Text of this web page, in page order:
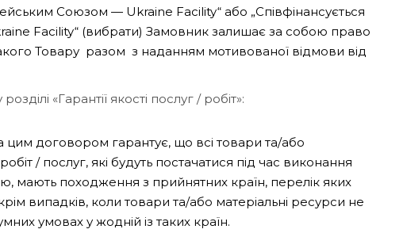
Союзом — Ukraine Facility“ або „Співфінансується
Facility“ (вибрати) Замовник залишає за собою право
Товару разом з наданням мотивованої відмови від
розділі «Гарантії якості послуг / робіт»:
цим договором гарантує, що всі товари та/або
/ послуг, які будуть постачатися під час виконання
мають походження з прийнятних країн, перелік яких
випадків, коли товари та/або матеріальні ресурси не
умовах у жодній із таких країн.